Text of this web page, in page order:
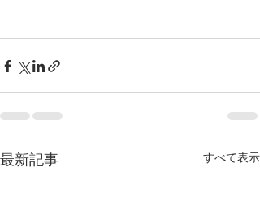
最新記事 すべて表示